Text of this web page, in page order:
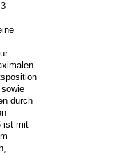
durch
ist mit